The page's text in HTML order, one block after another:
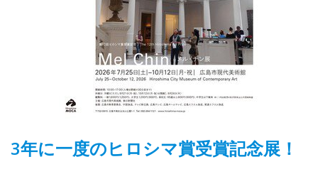
3年に一度のヒロシマ賞受賞記念展！